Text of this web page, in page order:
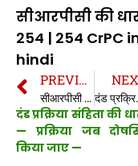
सीआरपीसी की
254 | 254 CrPC
hindi
PREVIOUS
सीआरपीसी की धारा 253 | 253 CrPC in hindi दंड प्रक्रिया संहिता
दंड प्रक्रिया संहिता की
— प्रक्रिया जब
किया जाए —